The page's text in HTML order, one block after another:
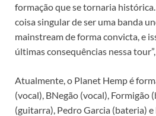
formação que se tornaria
coisa singular de ser uma banda
mainstream de forma convicta, e
últimas consequências nessa
Atualmente, o Planet Hemp é
(vocal), BNegão (vocal), Formigão
(guitarra), Pedro Garcia (bateria)